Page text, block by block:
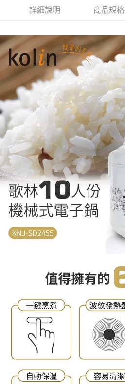
詳細說明 商品規格